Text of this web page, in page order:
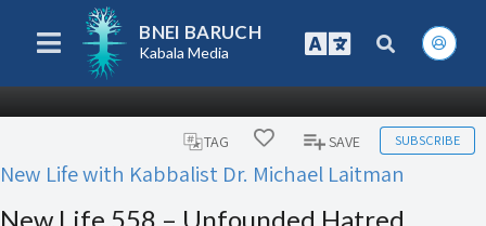
BNEI BARUCH
Kabala Media
TAG SAVE SUBSCRIBE
New Life with Kabbalist Dr. Michael Laitman
New Life 558 – Unfounded Hatred